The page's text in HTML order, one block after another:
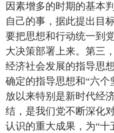
因素增多的时期的基本
自己的事，据此提出目
要把思想和行动统一到
大决策部署上来。第三
经济社会发展的指导思
确定的指导思想和“六
放以来特别是新时代经
结，是我们党不断深化
认识的重大成果，为“